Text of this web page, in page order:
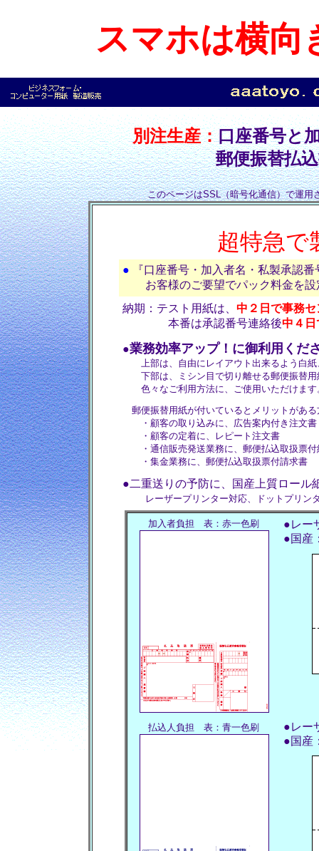
スマホは横向
別注生産：口座番号と
郵便振替払
このページはSSL（暗号化通信）で運用
超特急で
● 『口座番号・加入者名・私製承認
お客様のご要望でパック料金を設
納期：テスト用紙は、 中２日で事務
本番は承認番号連絡後中４日
●業務効率アップ！に御利用くだ
上部は、自由にレイアウト出来るよう白紙
下部は、ミシン目で切り離せる郵便振替用
色々なご利用方法に、ご使用いただけます
郵便振替用紙が付いているとメリットがある
・顧客の取り込みに、広告案内付き注文書
・顧客の定着に、レピート注文書
・通信販売発送業務に、郵便払込取扱票付
・集金業務に、郵便払込取扱票付請求書
●二重送りの予防に、国産上質ロール
レーザープリンター対応、ドットプリン
加入者負担 表：赤一色刷
●レー
●国産
払込人負担 表：青一色刷
●レー
●国産